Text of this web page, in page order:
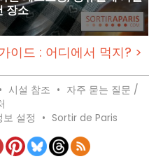
장소
이드 : 어디에서 먹지? >
• 시설 참조 • 자주 묻는 질문 /
보 설정 • Sortir de Paris